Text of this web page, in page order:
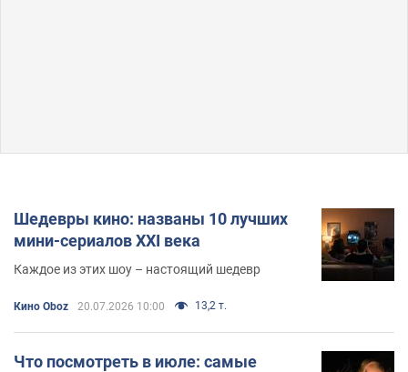
Шедевры кино: названы 10 лучших
мини-сериалов XXI века
Каждое из этих шоу – настоящий шедевр
Кино Oboz 20.07.2026 10:00 13,2 т.
Что посмотреть в июле: самые